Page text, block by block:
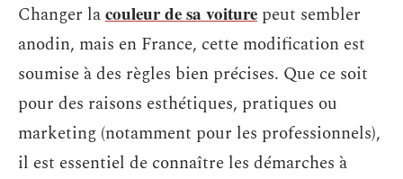
Changer lacouleur de sa voiture peut sembler
anodin, mais en France, cette modification est
soumise à des règles bien précises. Que ce soit
pour des raisons esthétiques, pratiques ou
marketing (notamment pour les professionnels),
il est essentiel de connaître les démarches à